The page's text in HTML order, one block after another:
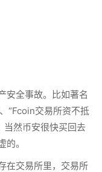
安全事故。比如著名
“Fcoin交易所资不抵
当然币安很快买回去
。
在交易所里，交易所